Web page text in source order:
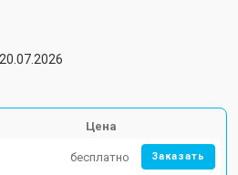
Цена
бесплатно Заказать